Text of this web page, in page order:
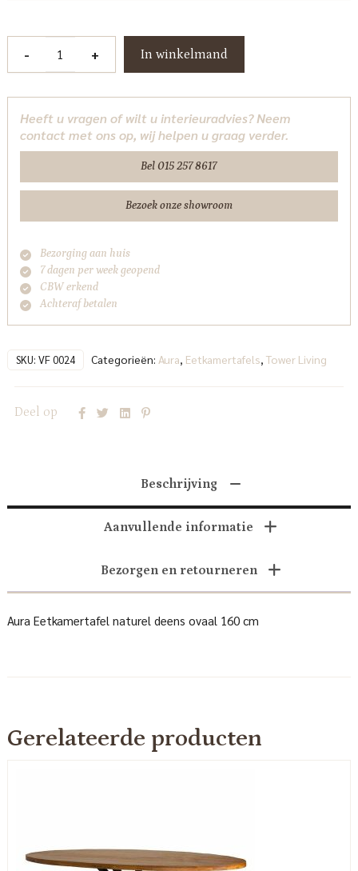
-
Eetkamertafel
deens
ovaal
160
Tower
+ In winkelmand
Heeft u vragen of wilt u interieuradvies? Neem
contact met ons op, wij helpen u graag verder.
Bel 015 257 8617
Bezoek onze showroom
Bezorging aan huis
7 dagen per week geopend
CBW erkend
Achteraf betalen
SKU: VF 0024 Categorieën: Aura Eetkamertafels Tower Living
Deel op
Beschrijving
Aanvullende informatie
Bezorgen en retourneren
Aura Eetkamertafel naturel deens ovaal 160 cm
Gerelateerde producten